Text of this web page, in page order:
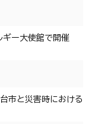
ギー大使館で開催
市と災害時における